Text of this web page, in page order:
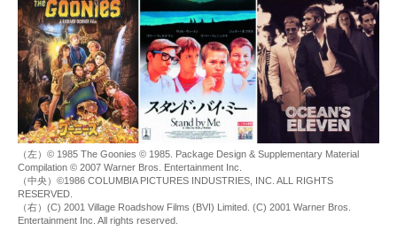
（左）© 1985 The Goonies © 1985. Package Design & Supplementary Material
Compilation © 2007 Warner Bros. Entertainment Inc.
（中央）©1986 COLUMBIA PICTURES INDUSTRIES, INC. ALL RIGHTS
RESERVED.
（右）(C) 2001 Village Roadshow Films (BVI) Limited. (C) 2001 Warner Bros.
Entertainment Inc. All rights reserved.